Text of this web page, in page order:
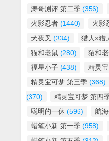
涛哥测评 第二季 (356)
火影忍者 (1440) 火影
犬夜叉 (334) 猎人×猎
猫和老鼠 (280) 猫和
福星小子 (438) 精灵
精灵宝可梦 第三季 (368)
(370)
精灵宝可梦 第四
聪明的一休 (596) 航
蜡笔小新 第一季 (958)